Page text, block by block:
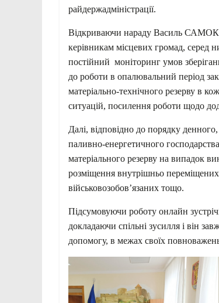
райдержадміністрації.
Відкриваючи нараду Василь
керівникам місцевих громад, серед
постійний моніторинг умов
до роботи в опалювальний період
матеріально-технічного резерву в
ситуацій, посилення роботи щодо
Далі, відповідно до порядку
паливно-енергетичного
матеріального резерву на випадок
розміщення внутрішньо
військовозобов’язаних тощо.
Підсумовуючи роботу онлайн
докладаючи спільні зусилля і він
допомогу, в межах своїх